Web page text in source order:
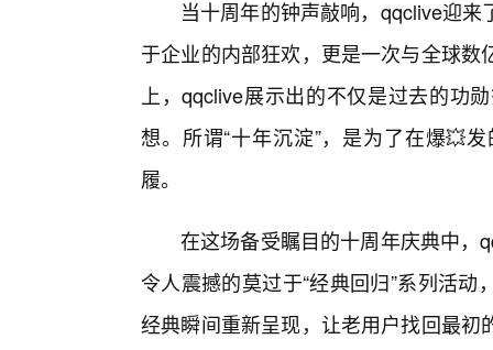
当十周年的钟声敲响，qqclive迎
于企业的内部狂欢，更是一次与全球
上，qqclive展示出的不仅是过去的功
想。所谓“十年沉淀”，是为了在爆💥
履。
在这场备受瞩目的十周年庆典中，
令人震撼的莫过于“经典回归”系列活
经典瞬间重新呈现，让老用户找回最